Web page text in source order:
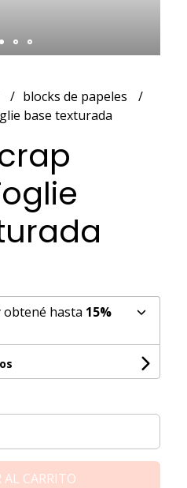
blocks de papeles
base texturada
obtené hasta 15%
AL CARRITO